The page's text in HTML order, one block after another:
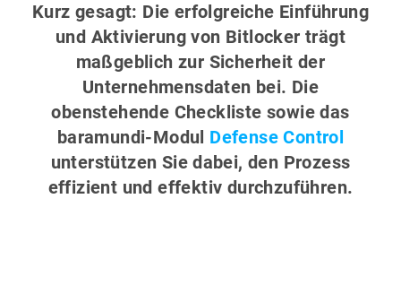
Kurz gesagt: Die erfolgreiche Einführung
und Aktivierung von Bitlocker trägt
maßgeblich zur Sicherheit der
Unternehmensdaten bei. Die
obenstehende Checkliste sowie das
baramundi-Modul Defense Control
unterstützen Sie dabei, den Prozess
effizient und effektiv durchzuführen.